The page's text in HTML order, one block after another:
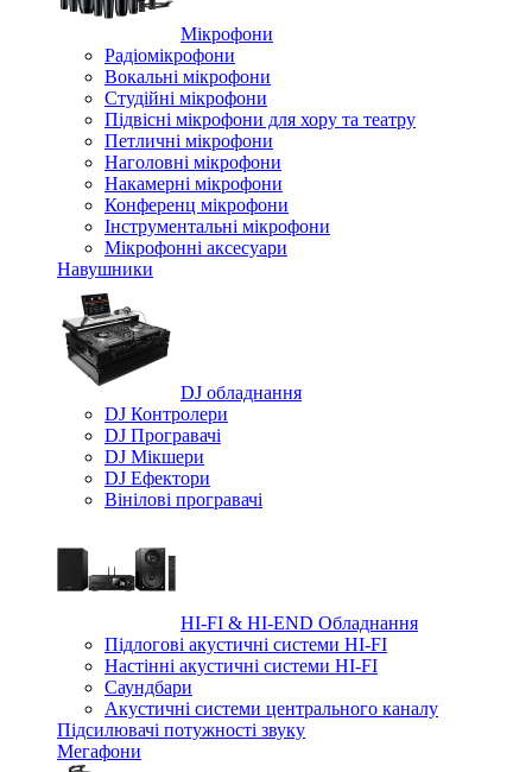
Мікрофони
Радіомікрофони
Вокальні мікрофони
Студійні мікрофони
Підвісні мікрофони для хору та театру
Петличні мікрофони
Наголовні мікрофони
Накамерні мікрофони
Конференц мікрофони
Iнструментальні мікрофони
Мікрофонні аксесуари
Навушники
DJ обладнання
DJ Контролери
DJ Програвачі
DJ Мікшери
DJ Ефектори
Вінілові програвачі
HI-FI & HI-END Обладнання
Підлогові акустичні системи HI-FI
Настінні акустичні системи HI-FI
Саундбари
Акустичні системи центрального каналу
Підсилювачі потужності звуку
Мегафони